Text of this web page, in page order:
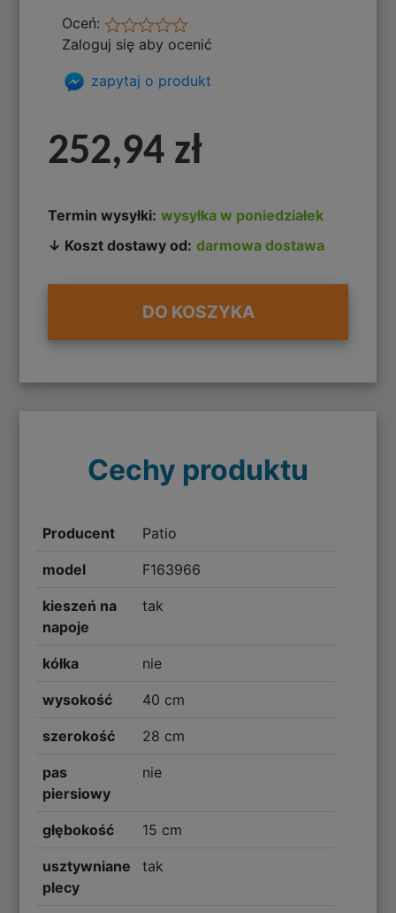
Oceń:
Zaloguj się aby ocenić
zapytaj o produkt
252,94 zł
Termin wysyłki: wysyłka w poniedziałek
↓ Koszt dostawy od: darmowa dostawa
DO KOSZYKA
Cechy produktu
Producent Patio
model F163966
kieszeń na
napoje
tak
kółka nie
wysokość 40 cm
szerokość 28 cm
pas
piersiowy
nie
głębokość 15 cm
usztywniane
plecy
tak